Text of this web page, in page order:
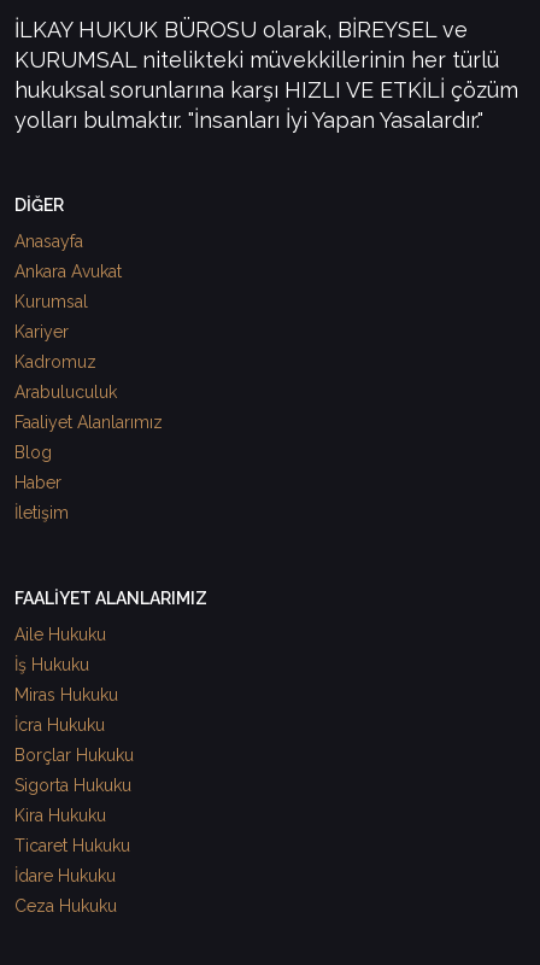
İLKAY HUKUK BÜROSU olarak, BİREYSEL ve
KURUMSAL nitelikteki müvekkillerinin her türlü
hukuksal sorunlarına karşı HIZLI VE ETKİLİ çözüm
yolları bulmaktır. "İnsanları İyi Yapan Yasalardır."
DİĞER
Anasayfa
Ankara Avukat
Kurumsal
Kariyer
Kadromuz
Arabuluculuk
Faaliyet Alanlarımız
Blog
Haber
İletişim
FAALİYET ALANLARIMIZ
Aile Hukuku
İş Hukuku
Miras Hukuku
İcra Hukuku
Borçlar Hukuku
Sigorta Hukuku
Kira Hukuku
Ticaret Hukuku
İdare Hukuku
Ceza Hukuku